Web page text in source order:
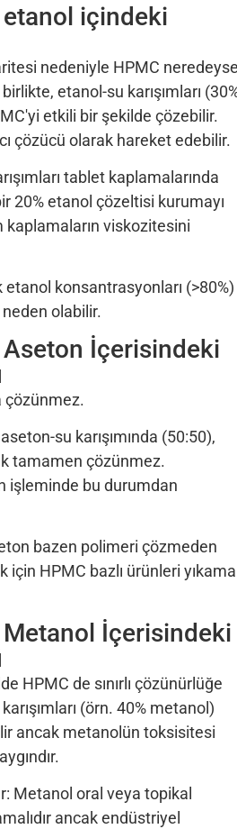
içindeki
nedeniyle HPMC
etanol-su karışımları
etkili bir şekilde çözebilir.
çözücü olarak hareket edebilir.
tablet kaplamalarında
20% etanol çözeltisi kurumayı
kaplamaların viskozitesini
etanol konsantrasyonları (>80%)
olabilir.
İçerisindeki
çözünmez.
su karışımında (50:50),
tamamen çözünmez.
işleminde bu durumdan
bazen polimeri çözmeden
için HPMC bazlı ürünleri
İçerisindeki
HPMC de sınırlı çözünürlüğe
(örn. 40% metanol)
ancak metanolün toksisitesi
Metanol oral veya topikal
ancak endüstriyel